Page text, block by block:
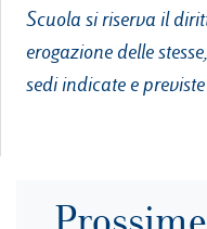
Scuola si riserva il
erogazione delle
sedi indicate e